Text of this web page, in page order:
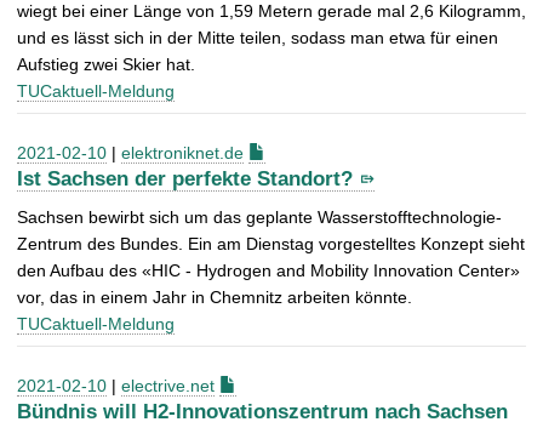
wiegt bei einer Länge von 1,59 Metern gerade mal 2,6 Kilogramm,
und es lässt sich in der Mitte teilen, sodass man etwa für einen
Aufstieg zwei Skier hat.
TUCaktuell-Meldung
2021-02-10 | elektroniknet.de
Ist Sachsen der perfekte Standort?
Sachsen bewirbt sich um das geplante Wasserstofftechnologie-
Zentrum des Bundes. Ein am Dienstag vorgestelltes Konzept sieht
den Aufbau des «HIC - Hydrogen and Mobility Innovation Center»
vor, das in einem Jahr in Chemnitz arbeiten könnte.
TUCaktuell-Meldung
2021-02-10 | electrive.net
Bündnis will H2-Innovationszentrum nach Sachsen